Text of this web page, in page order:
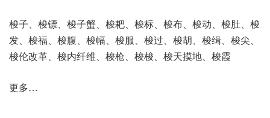
梭子、梭镖、梭子蟹、梭耙、梭标、梭布、梭动、梭肚、梭
发、梭福、梭腹、梭幅、梭服、梭过、梭胡、梭缉、梭尖、
梭伦改革、梭内纤维、梭枪、梭梭、梭天摸地、梭霞
更多…